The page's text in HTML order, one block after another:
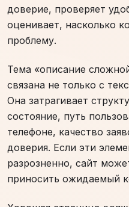
доверие, проверяет
оценивает, насколько
проблему.
Тема «описание
связана не только с
Она затрагивает
состояние, путь
телефоне, качество
доверия. Если эти
разрозненно, сайт
приносить ожидаемый